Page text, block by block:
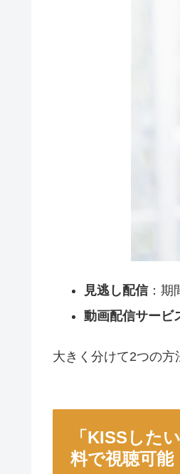
見逃し配信：期
動画配信サービ
大きく分けて2つの方
「KISSした
料で視聴可能